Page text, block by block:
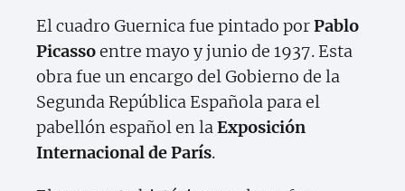
El cuadro Guernica fue pintado porPablo
Picassoentre mayo y junio de 1937. Esta
obra fue un encargo del Gobierno de la
Segunda República Española para el
pabellón español en laExposición
Internacional de París.